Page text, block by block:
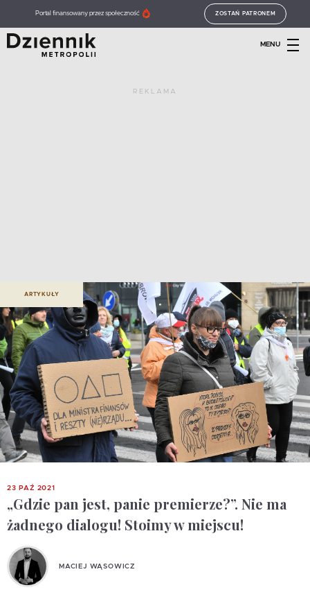
Portal finansowany przez społeczność ZOSTAŃ PATRONEM
MENU
REKLAMA
ARTYKUŁY
23 PAŹ 2021
„Gdzie pan jest, panie premierze?”. Nie ma
żadnego dialogu! Stoimy w miejscu!
MACIEJ WĄSOWICZ